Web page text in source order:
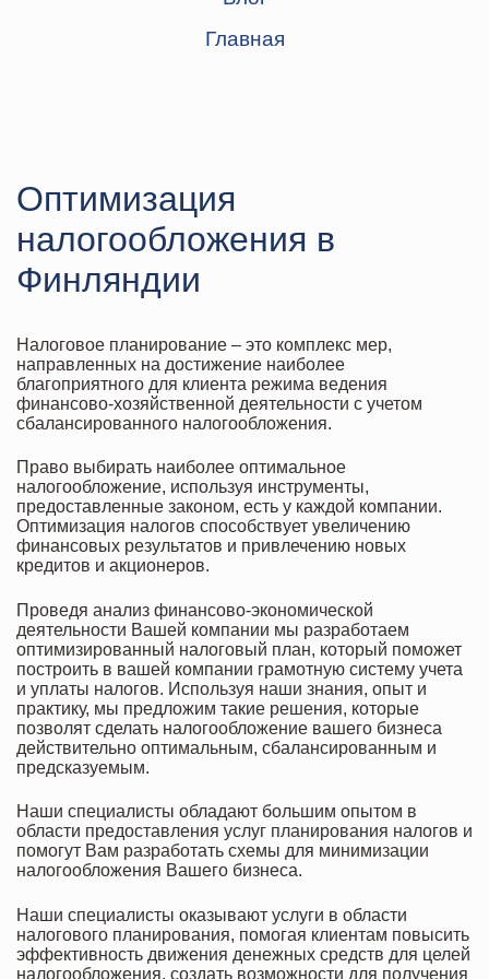
Главная
Оптимизация
налогообложения в
Финляндии
Налоговое планирование – это комплекс мер,
направленных на достижение наиболее
благоприятного для клиента режима ведения
финансово-хозяйственной деятельности с учетом
сбалансированного налогообложения.
Право выбирать наиболее оптимальное
налогообложение, используя инструменты,
предоставленные законом, есть у каждой компании.
Оптимизация налогов способствует увеличению
финансовых результатов и привлечению новых
кредитов и акционеров.
Проведя анализ финансово-экономической
деятельности Вашей компании мы разработаем
оптимизированный налоговый план, который поможет
построить в вашей компании грамотную систему учета
и уплаты налогов. Используя наши знания, опыт и
практику, мы предложим такие решения, которые
позволят сделать налогообложение вашего бизнеса
действительно оптимальным, сбалансированным и
предсказуемым.
Наши специалисты обладают большим опытом в
области предоставления услуг планирования налогов и
помогут Вам разработать схемы для минимизации
налогообложения Вашего бизнеса.
Наши специалисты оказывают услуги в области
налогового планирования, помогая клиентам повысить
эффективность движения денежных средств для целей
налогообложения, создать возможности для получения